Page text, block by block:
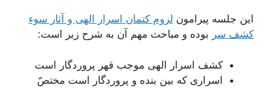
این جلسه پیرامون لزوم كتمان اسرار الهى و آثار سوء
كشف سر بوده و مباحث مهم آن به شرح زیر است:
کشف اسرار الهی موجب قهر پروردگار است
اسراری که بین بنده و پروردگار است مختصّ